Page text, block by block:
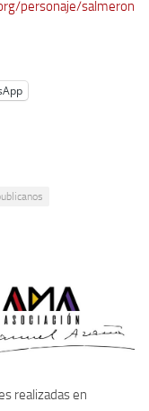
personaje/salmeron-
realizadas en